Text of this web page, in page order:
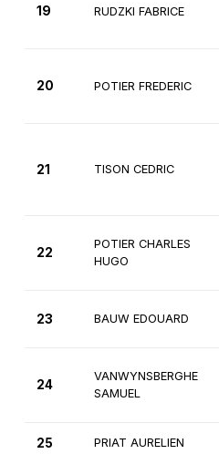
19 RUDZKI FABRICE
20 POTIER FREDERIC
21 TISON CEDRIC
22
POTIER CHARLES
HUGO
23 BAUW EDOUARD
24
VANWYNSBERGHE
SAMUEL
25 PRIAT AURELIEN